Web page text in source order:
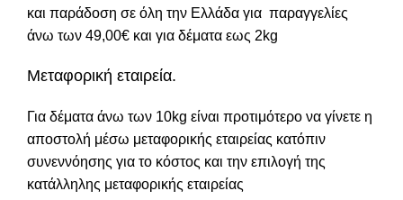
και παράδοση σε όλη την Ελλάδα για παραγγελίες
άνω των 49,00€ και για δέματα εως 2kg
Μεταφορική εταιρεία.
Για δέματα άνω των 10kg είναι προτιμότερο να γίνετε η
αποστολή μέσω μεταφορικής εταιρείας κατόπιν
συνεννόησης για το κόστος και την επιλογή της
κατάλληλης μεταφορικής εταιρείας